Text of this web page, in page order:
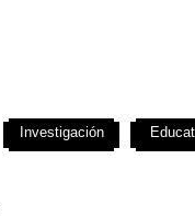
Investigación